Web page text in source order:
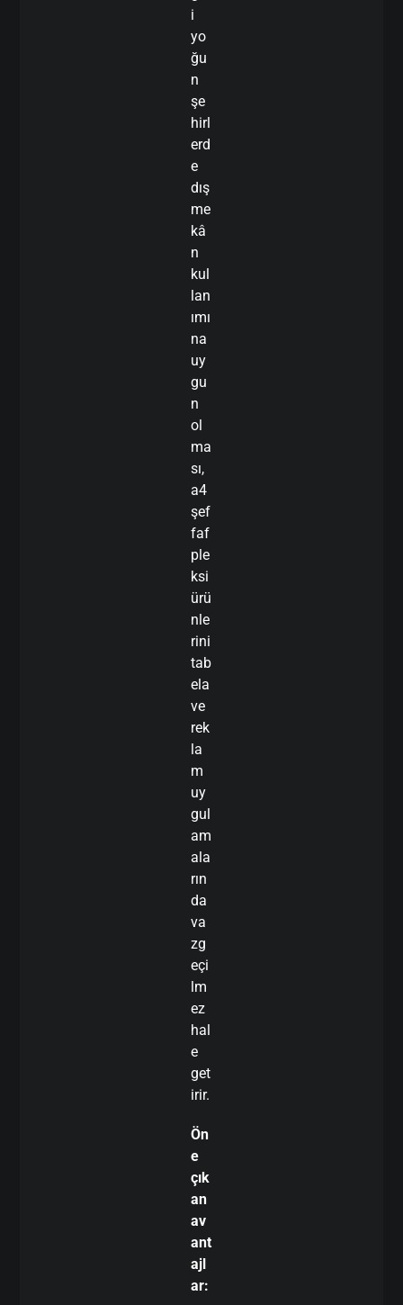
i
yo
ğu
n
şe
hirl
erd
e
dış
me
kâ
n
kul
lan
ımı
na
uy
gu
n
ol
ma
sı,
a4
şef
faf
ple
ksi
ürü
nle
rini
tab
ela
ve
rek
la
m
uy
gul
am
ala
rın
da
va
zg
eçi
lm
ez
hal
e
get
irir.
Ön
e
çık
an
av
ant
ajl
ar: